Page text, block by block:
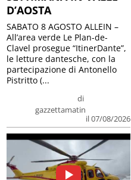
D’AOSTA
di
gazzettamatin
il 07/08/2026
SABATO 8 AGOSTO ALLEIN –
All’area verde Le Plan-de-
Clavel prosegue “ItinerDante”,
le letture dantesche, con la
partecipazione di Antonello
Pistritto (...